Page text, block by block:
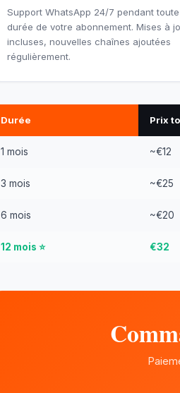
Support WhatsApp 24/7 pendant
durée de votre abonnement. Mises à
incluses, nouvelles chaînes ajoutées
régulièrement.
Durée Prix
1 mois ~€12
3 mois ~€25
6 mois ~€20
12 mois ⭐ €32